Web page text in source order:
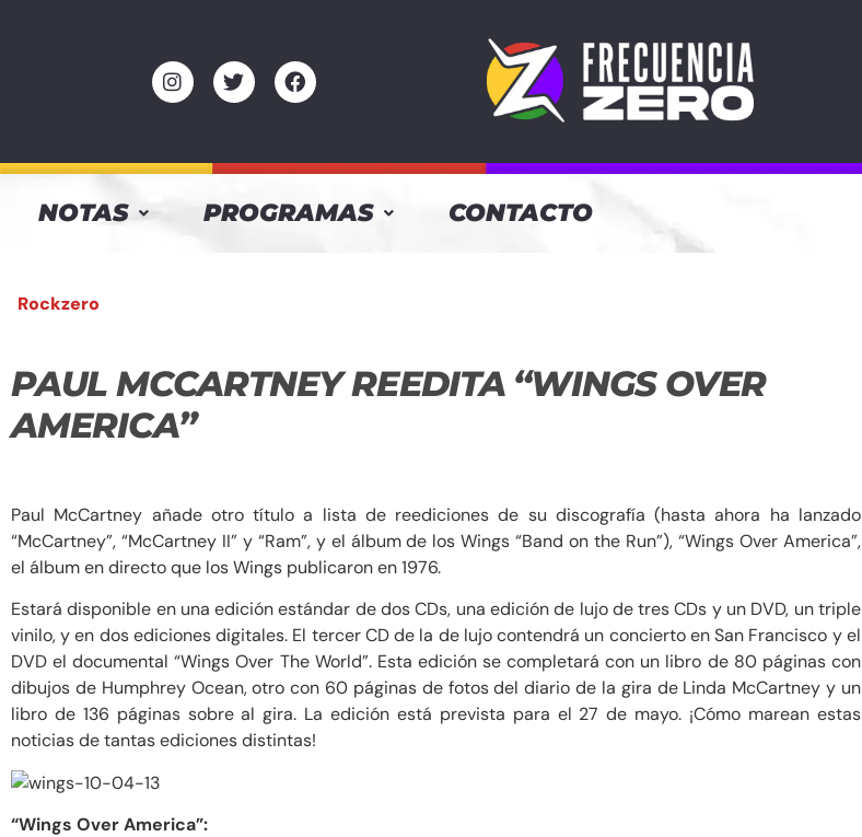
NOTAS PROGRAMAS CONTACTO
Rockzero
PAUL MCCARTNEY REEDITA “WINGS OVER
AMERICA”
Paul McCartney añade otro título a lista de reediciones de su discografía (hasta ahora ha lanzado
“McCartney”, “McCartney II” y “Ram”, y el álbum de los Wings “Band on the Run”), “Wings Over America”,
el álbum en directo que los Wings publicaron en 1976.
Estará disponible en una edición estándar de dos CDs, una edición de lujo de tres CDs y un DVD, un triple
vinilo, y en dos ediciones digitales. El tercer CD de la de lujo contendrá un concierto en San Francisco y el
DVD el documental “Wings Over The World”. Esta edición se completará con un libro de 80 páginas con
dibujos de Humphrey Ocean, otro con 60 páginas de fotos del diario de la gira de Linda McCartney y un
libro de 136 páginas sobre al gira. La edición está prevista para el 27 de mayo. ¡Cómo marean estas
noticias de tantas ediciones distintas!
“Wings Over America”: